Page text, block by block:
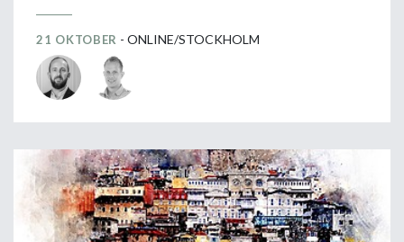
21 OKTOBER - ONLINE/STOCKHOLM